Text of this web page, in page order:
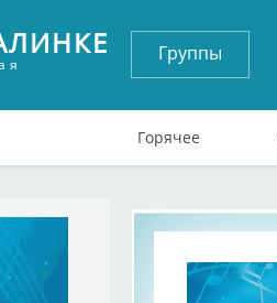
Группы
Горячее